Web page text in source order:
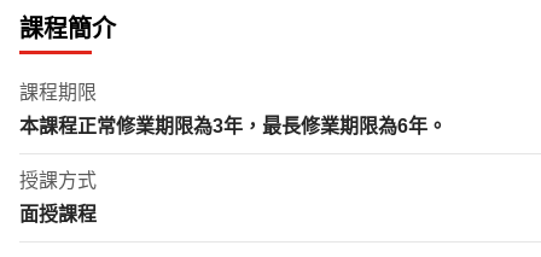
課程簡介
課程期限
本課程正常修業期限為3年 ，最長修業期限為6年。
授課方式
面授課程